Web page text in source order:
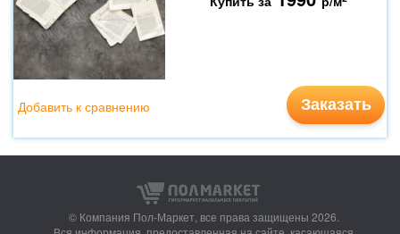
Заказать
Добавить к сравнению
© Компания Пол-Маркет, все права защищены 2026.